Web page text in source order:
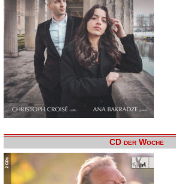
CD der Woche